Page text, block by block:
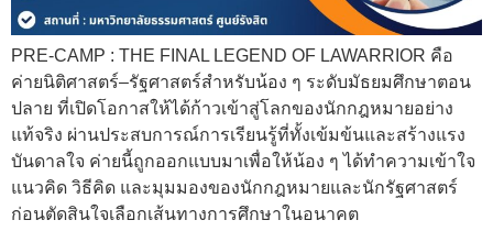
PRE-CAMP : THE FINAL LEGEND OF LAWARRIOR คือ
ค่ายนิติศาสตร์–รัฐศาสตร์สำหรับน้อง ๆ ระดับมัธยมศึกษาตอน
ปลาย ที่เปิดโอกาสให้ได้ก้าวเข้าสู่โลกของนักกฎหมายอย่าง
แท้จริง ผ่านประสบการณ์การเรียนรู้ที่ทั้งเข้มข้นและสร้างแรง
บันดาลใจ ค่ายนี้ถูกออกแบบมาเพื่อให้น้อง ๆ ได้ทำความเข้าใจ
แนวคิด วิธีคิด และมุมมองของนักกฎหมายและนักรัฐศาสตร์
ก่อนตัดสินใจเลือกเส้นทางการศึกษาในอนาคต